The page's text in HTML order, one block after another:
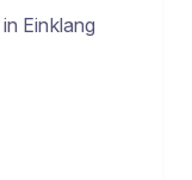
Einklang